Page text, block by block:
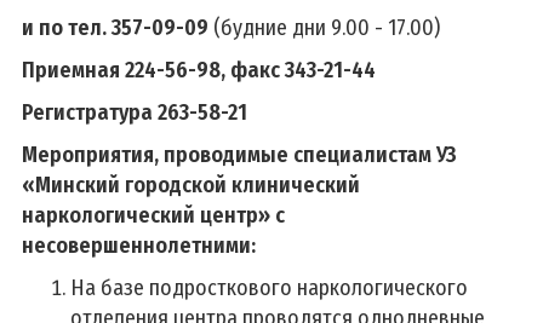
и по тел. 357-09-09 (будние дни 9.00 - 17.00)
Приемная 224-56-98, факс 343-21-44
Регистратура 263-58-21
Мероприятия, проводимые специалистам УЗ
«Минский городской клинический
наркологический центр» с
несовершеннолетними:
На базе подросткового наркологического